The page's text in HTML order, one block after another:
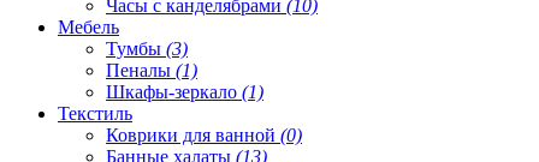
Часы с канделябрами (10)
Мебель
Тумбы (3)
Пеналы (1)
Шкафы-зеркало (1)
Текстиль
Коврики для ванной (0)
Банные халаты (13)